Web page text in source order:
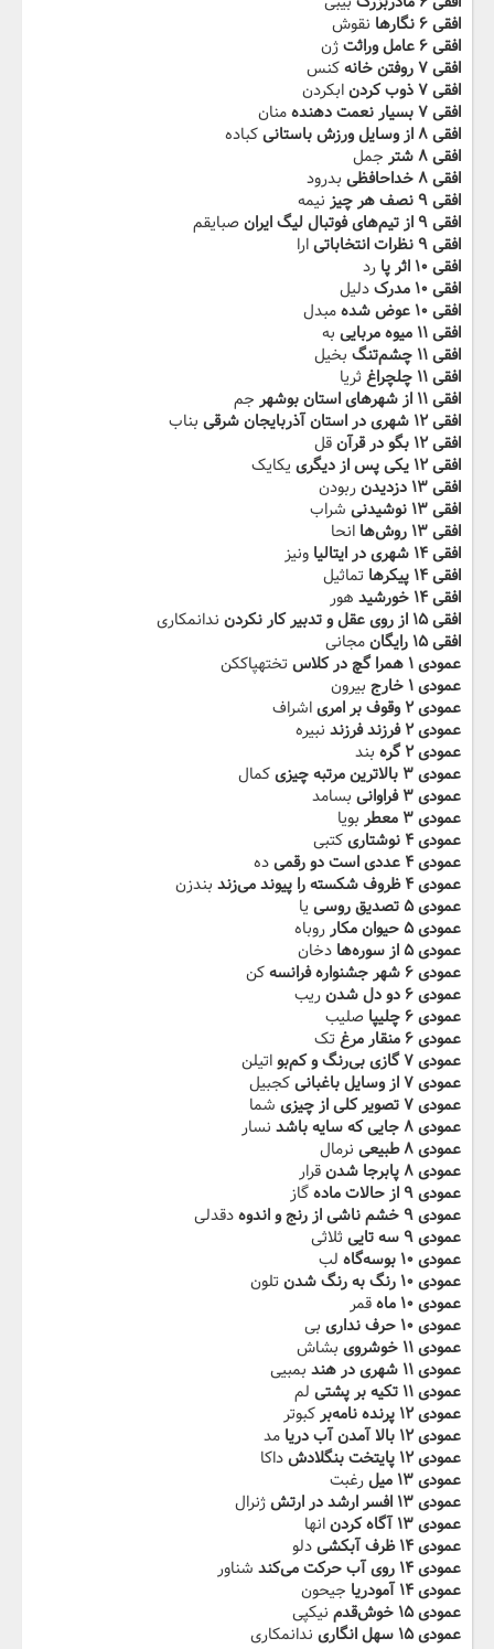
افقی ۶ نگارها
نقوش
افقی ۶ عامل وراثت
ژن
افقی ۷ روفتن خانه
کنس
افقی ۷ ذوب کردن
ابکردن
افقی ۷ بسیار نعمت دهنده
منان
افقی ۸ از وسایل ورزش باستانی
کباده
افقی ۸ شتر
جمل
افقی ۸ خداحافظی
بدرود
افقی ۹ نصف هر چیز
نیمه
افقی ۹ از تیم‌های فوتبال لیگ ایران
صبایقم
افقی ۹ نظرات انتخاباتی
ارا
افقی ۱۰ اثر پا
رد
افقی ۱۰ مدرک
دلیل
افقی ۱۰ عوض شده
مبدل
افقی ۱۱ میوه مربایی
به
افقی ۱۱ چشم‌تنگ
بخیل
افقی ۱۱ چلچراغ
ثریا
افقی ۱۱ از شهرهای استان بوشهر
جم
افقی ۱۲ شهری در استان آذربایجان شرقی
بناب
افقی ۱۲ بگو در قرآن
قل
افقی ۱۲ یکی پس از دیگری
یکایک
افقی ۱۳ دزدیدن
ربودن
افقی ۱۳ نوشیدنی
شراب
افقی ۱۳ روش‌ها
انحا
افقی ۱۴ شهری در ایتالیا
ونیز
افقی ۱۴ پیکرها
تماثیل
افقی ۱۴ خورشید
هور
افقی ۱۵ از روی عقل و تدبیر کار نکردن
ندانمکاری
افقی ۱۵ رایگان
مجانی
عمودی ۱ همرا گچ در کلاس
تختهپاککن
عمودی ۱ خارج
بیرون
عمودی ۲ وقوف بر امری
اشراف
عمودی ۲ فرزند فرزند
نبیره
عمودی ۲ گره
بند
عمودی ۳ بالاترین مرتبه چیزی
کمال
عمودی ۳ فراوانی
بسامد
عمودی ۳ معطر
بویا
عمودی ۴ نوشتاری
کتبی
عمودی ۴ عددی است دو رقمی
ده
عمودی ۴ ظروف شکسته را پیوند می‌زند
بندزن
عمودی ۵ تصدیق روسی
یا
عمودی ۵ حیوان مکار
روباه
عمودی ۵ از سوره‌ها
دخان
عمودی ۶ شهر جشنواره فرانسه
کن
عمودی ۶ دو دل شدن
ریب
عمودی ۶ چلیپا
صلیب
عمودی ۶ منقار مرغ
تک
عمودی ۷ گازی بی‌رنگ و کم‌بو
اتیلن
عمودی ۷ از وسایل باغبانی
کجبیل
عمودی ۷ تصویر کلی از چیزی
شما
عمودی ۸ جایی که سایه باشد
نسار
عمودی ۸ طبیعی
نرمال
عمودی ۸ پابرجا شدن
قرار
عمودی ۹ از حالات ماده
گاز
عمودی ۹ خشم ناشی از رنج و اندوه
دقدلی
عمودی ۹ سه تایی
ثلاثی
عمودی ۱۰ بوسه‌گاه
لب
عمودی ۱۰ رنگ به رنگ شدن
تلون
عمودی ۱۰ ماه
قمر
عمودی ۱۰ حرف نداری
بی
عمودی ۱۱ خوشروی
بشاش
عمودی ۱۱ شهری در هند
بمبیی
عمودی ۱۱ تکیه بر پشتی
لم
عمودی ۱۲ پرنده نامه‌بر
کبوتر
عمودی ۱۲ بالا آمدن آب دریا
مد
عمودی ۱۲ پایتخت بنگلادش
داکا
عمودی ۱۳ میل
رغبت
عمودی ۱۳ افسر ارشد در ارتش
ژنرال
عمودی ۱۳ آگاه کردن
انها
عمودی ۱۴ ظرف آبکشی
دلو
عمودی ۱۴ روی آب حرکت می‌کند
شناور
عمودی ۱۴ آمودریا
جیحون
عمودی ۱۵ خوش‌قدم
نیکپی
عمودی ۱۵ سهل انگاری
ندانمکاری